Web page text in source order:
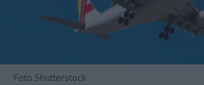
Foto Shutterstock